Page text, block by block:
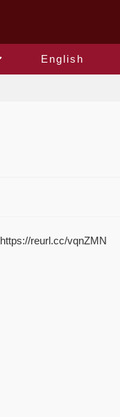
English
https://reurl.cc/vqnZMN